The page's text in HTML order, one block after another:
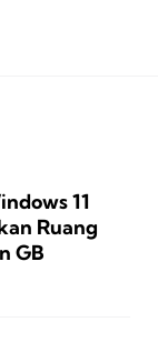
11
Ruang
GB